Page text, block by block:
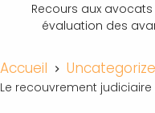
Recours aux
évaluation des
Accueil
Le recouvrement judiciaire